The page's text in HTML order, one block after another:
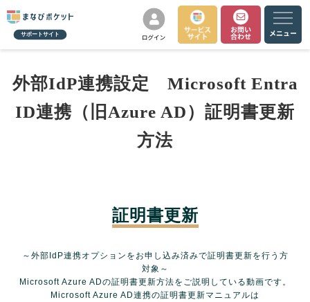
サポートサイト
外部IdP連携設定 Microsoft Entra
ID連携（旧Azure AD）証明書更新
方法
証明書更新
～外部IdP連携オプションをお申し込み済みで証明書更新を行う方
対象～
Microsoft Azure ADの証明書更新方法をご説明している動画です。
Microsoft Azure AD連携の証明書更新マニュアルは